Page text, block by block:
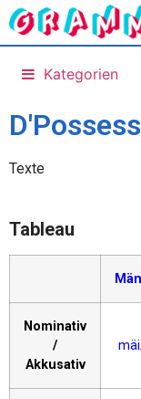
Kategorien
Texte
Tableau
Nominativ
/
Akkusativ